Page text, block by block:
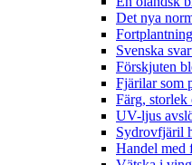
Det nya
Svenska
Förskjuten
Fjärilar som
Färg, storlek
UV-ljus
Sydrovfjäril
Handel med